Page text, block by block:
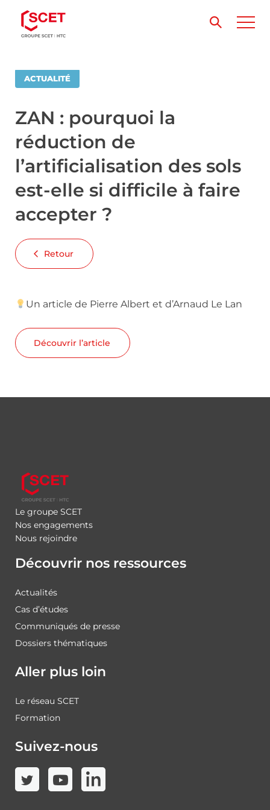
ACTUALITÉ
ZAN : pourquoi la
réduction de
l’artificialisation des sols
est-elle si difficile à faire
accepter ?
Retour
Un article de Pierre Albert et d’Arnaud Le Lan
Découvrir l’article
Le groupe SCET
Nos engagements
Nous rejoindre
Découvrir nos ressources
Actualités
Cas d’études
Communiqués de presse
Dossiers thématiques
Aller plus loin
Le réseau SCET
Formation
Suivez-nous